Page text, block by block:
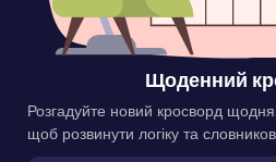
Щоденний
Розгадуйте новий кросворд щодня.
щоб розвинути логіку та